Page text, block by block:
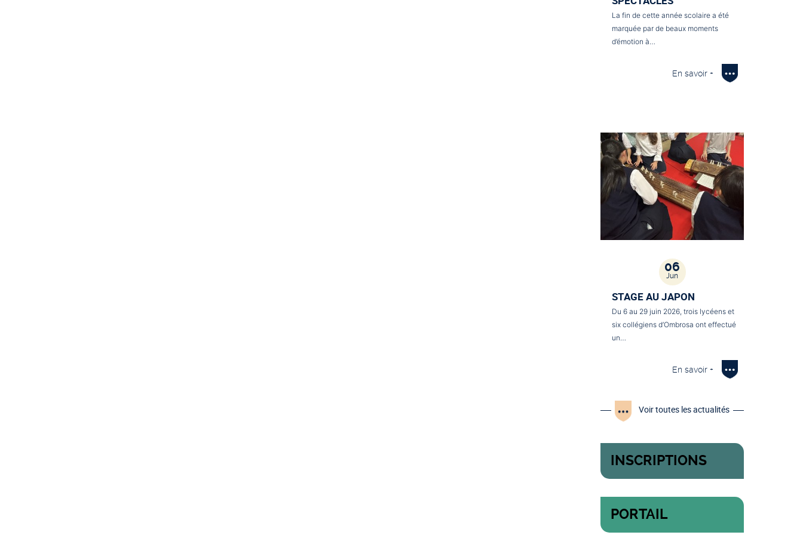
La fin de cette année scolaire a été
marquée par de beaux moments
d’émotion à…
En savoir +
06
Jun
STAGE AU JAPON
Du 6 au 29 juin 2026, trois lycéens et
six collégiens d’Ombrosa ont effectué
un…
En savoir +
Voir toutes les actualités
INSCRIPTIONS
PORTAIL